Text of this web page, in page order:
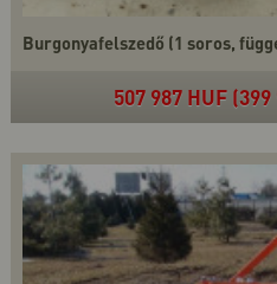
Burgonyafelszedő (1 soros,
507 987 HUF